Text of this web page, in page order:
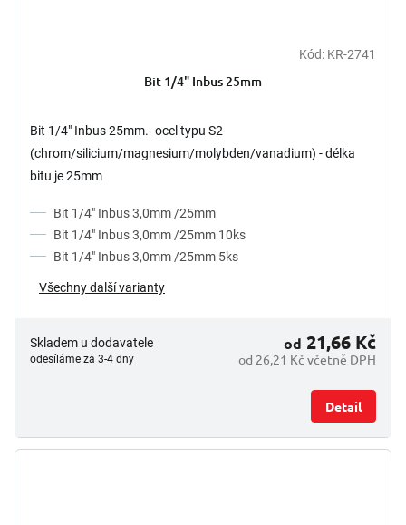
Kód: KR-2741
Bit 1/4" Inbus 25mm
Bit 1/4" Inbus 25mm.- ocel typu S2
(chrom/silicium/magnesium/molybden/vanadium) - délka
bitu je 25mm
Bit 1/4" Inbus 3,0mm /25mm
Bit 1/4" Inbus 3,0mm /25mm 10ks
Bit 1/4" Inbus 3,0mm /25mm 5ks
Všechny další varianty
Skladem u dodavatele
odesíláme za 3-4 dny od 26,21 Kč včetně DPH
od 21,66 Kč
Detail